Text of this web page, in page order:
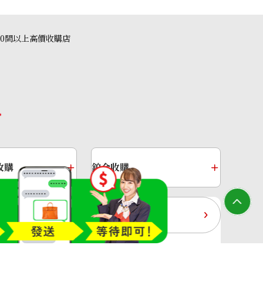
間以上高價收購店
過去十年黃金價格
購 鉑金收購